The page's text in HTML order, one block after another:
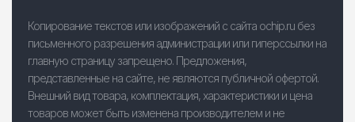
Копирование текстов или изображений с сайта ochip.ru без
письменного разрешения администрации или гиперссылки на
главную страницу запрещено. Предложения,
представленные на сайте, не являются публичной офертой.
Внешний вид товара, комплектация, характеристики и цена
товаров может быть изменена производителем и не